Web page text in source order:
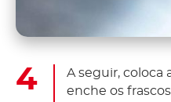
A seguir, coloca
enche os